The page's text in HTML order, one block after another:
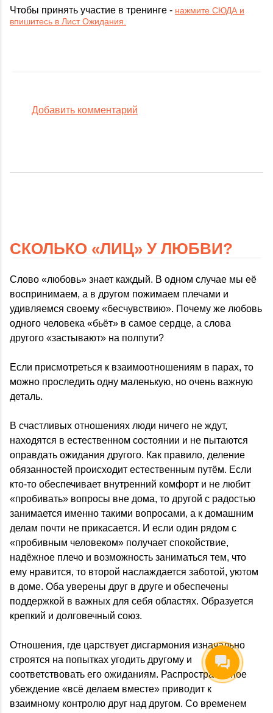
Чтобы принять участие в тренинге - нажмите СЮДА и
впишитесь в Лист Ожидания.
Добавить комментарий
СКОЛЬКО «ЛИЦ» У ЛЮБВИ?
Слово «любовь» знает каждый. В одном случае мы её
воспринимаем, а в другом пожимаем плечами и
удивляемся своему «бесчувствию». Почему же любовь
одного человека «бьёт» в самое сердце, а слова
другого «застывают» на полпути?
Если присмотреться к взаимоотношениям в парах, то
можно проследить одну маленькую, но очень важную
деталь.
В счастливых отношениях люди ничего не ждут,
находятся в естественном состоянии и не пытаются
оправдать ожидания другого. Как правило, деление
обязанностей происходит естественным путём. Если
кто-то обеспечивает внутренний комфорт и не любит
«пробивать» вопросы вне дома, то другой с радостью
занимается именно такими вопросами, а к домашним
делам почти не прикасается. И если один рядом с
«пробивным человеком» получает спокойствие,
надёжное плечо и возможность заниматься тем, что
ему нравится, то второй наслаждается заботой, уютом
в доме. Оба уверены друг в друге и обеспечены
поддержкой в важных для себя областях. Образуется
крепкий и долговечный союз.
Отношения, где царствует дисгармония изначально
строятся на попытках угодить другому и
соответствовать его ожиданиям. Распространенное
убеждение «всё делаем вместе» приводит к
взаимному контролю друг над другом. Со временем